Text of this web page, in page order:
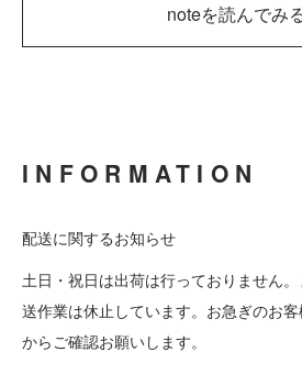
noteを読んでみ
INFORMATION
配送に関するお知らせ
土日・祝日は出荷は行っておりません
送作業は休止しています。お急ぎのお
からご確認お願いします。